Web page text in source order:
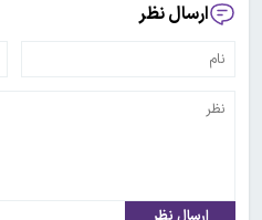
ارسال نظر